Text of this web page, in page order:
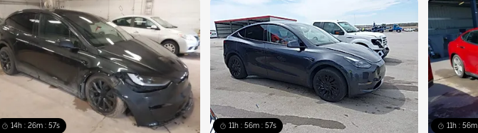
14h : 26m : 56s 11h : 56m : 56s 11h :